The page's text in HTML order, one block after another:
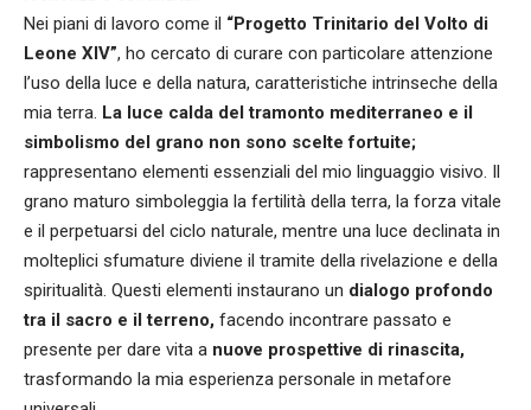
Nei piani di lavoro come il “Progetto Trinitario del Volto di
Leone XIV”, ho cercato di curare con particolare attenzione
l’uso della luce e della natura, caratteristiche intrinseche della
mia terra. La luce calda del tramonto mediterraneo e il
simbolismo del grano non sono scelte fortuite;
rappresentano elementi essenziali del mio linguaggio visivo. Il
grano maturo simboleggia la fertilità della terra, la forza vitale
e il perpetuarsi del ciclo naturale, mentre una luce declinata in
molteplici sfumature diviene il tramite della rivelazione e della
spiritualità. Questi elementi instaurano un dialogo profondo
tra il sacro e il terreno, facendo incontrare passato e
presente per dare vita a nuove prospettive di rinascita,
trasformando la mia esperienza personale in metafore